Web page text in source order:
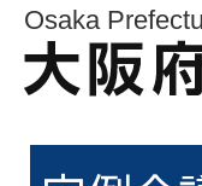
Osaka